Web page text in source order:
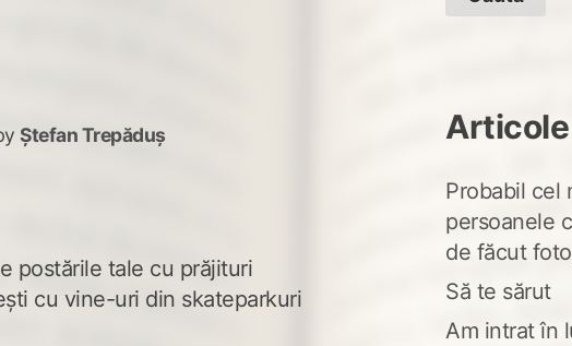
Ștefan Trepăduș
postările tale cu prăjituri
cu vine-uri din skateparkuri
Probabil cel
persoanele
de făcut
Să te sărut
Am intrat în